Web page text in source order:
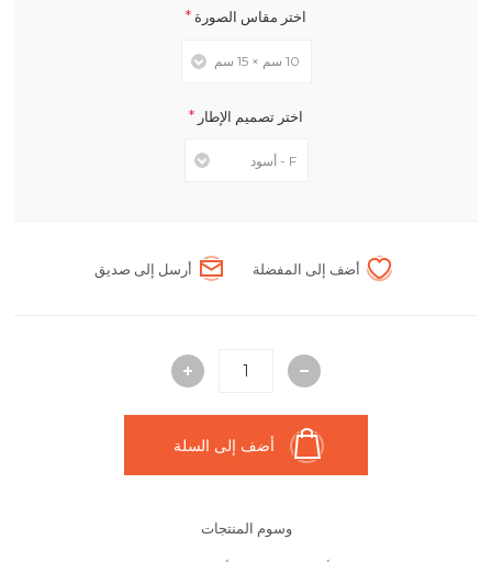
اختر مقاس الصورة *
اختر تصميم الإطار *
أضف إلى المفضلة أرسل إلى صديق
أضف إلى السلة
وسوم المنتجات